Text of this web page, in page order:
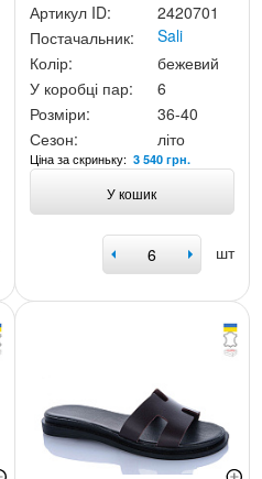
Артикул ID:
2420701
Постачальник:
Sali
Колір:
бежевий
У коробці пар:
6
Розміри:
36-40
Сезон:
літо
Ціна за скриньку:3 540 грн.
У кошик
шт